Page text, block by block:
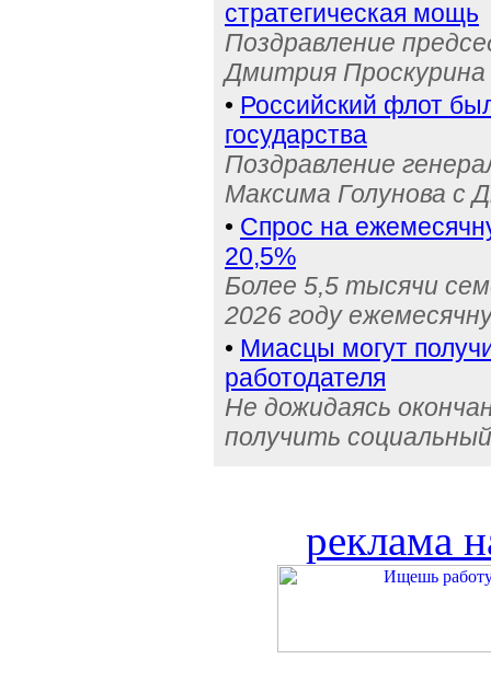
стратегическая мощь
Поздравление
Дмитрия
• Российский флот
государства
Поздравление
Максима Голунова с
• Спрос на
20,5%
Более 5,5 тысячи
2026 году
• Миасцы могут
работодателя
Не дожидаясь
получить
реклама